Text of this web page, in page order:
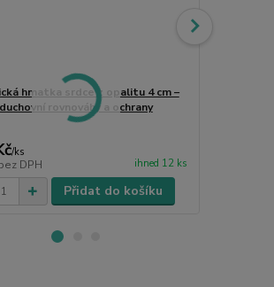
hmatka srdce z opalitu 4 cm –
rovnováhy a ochrany
/ks
DPH ihned 12 ks
Přidat do košíku